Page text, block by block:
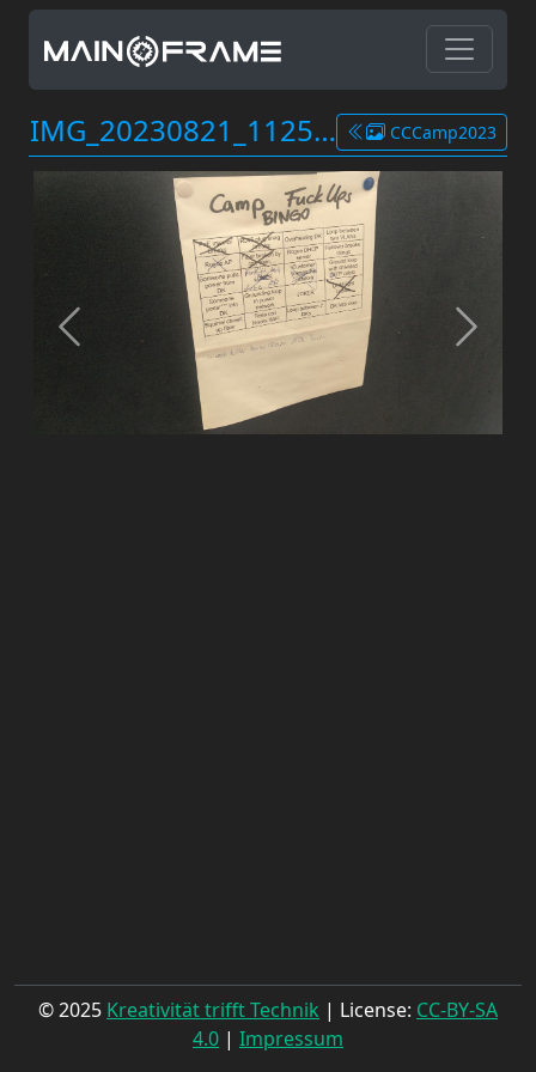
IMG_20230821_112554.jpg CCCamp2023
© 2025 Kreativität trifft Technik | License: CC-BY-SA
4.0 | Impressum